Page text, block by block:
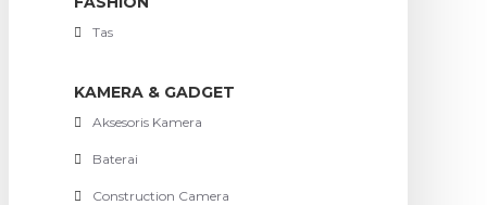
Tas
KAMERA & GADGET
Aksesoris Kamera
Baterai
Construction Camera